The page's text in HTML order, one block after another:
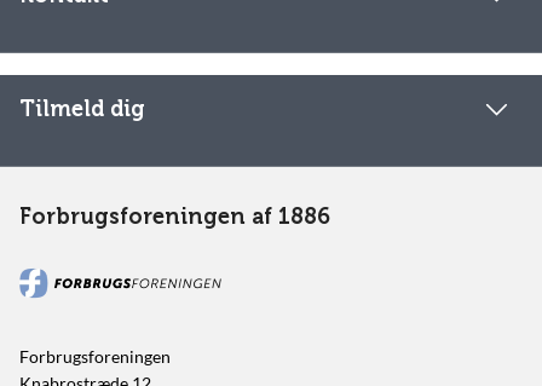
Tilmeld dig
Forbrugsforeningen af 1886
Forbrugsforeningen